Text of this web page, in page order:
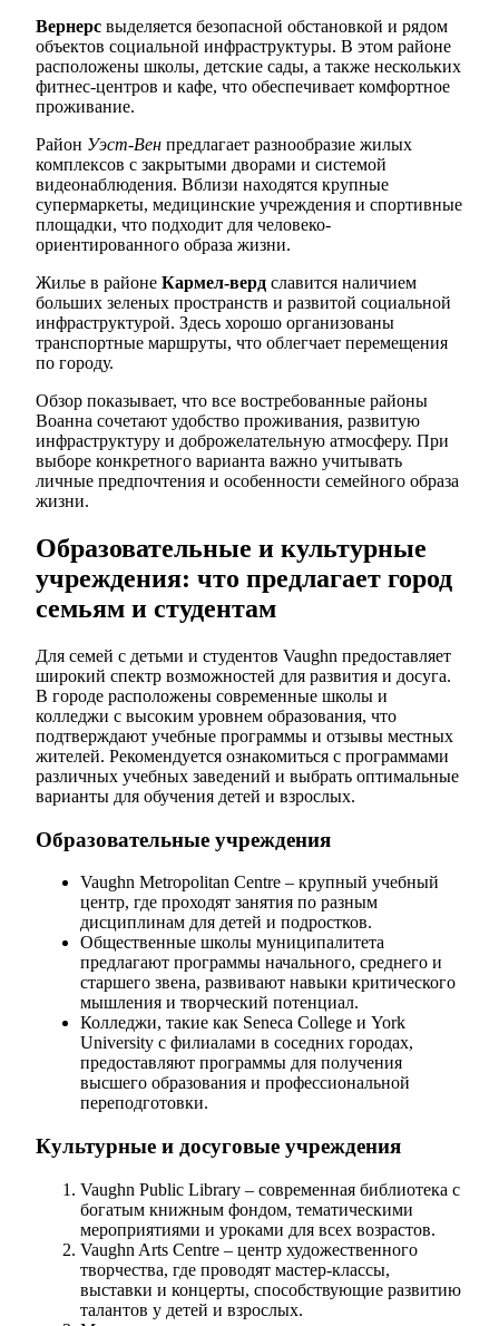
Вернерс выделяется безопасной обстановкой и рядом
объектов социальной инфраструктуры. В этом районе
расположены школы, детские сады, а также нескольких
фитнес-центров и кафе, что обеспечивает комфортное
проживание.
Район Уэст-Вен предлагает разнообразие жилых
комплексов с закрытыми дворами и системой
видеонаблюдения. Вблизи находятся крупные
супермаркеты, медицинские учреждения и спортивные
площадки, что подходит для человеко-
ориентированного образа жизни.
Жилье в районе Кармел-верд славится наличием
больших зеленых пространств и развитой социальной
инфраструктурой. Здесь хорошо организованы
транспортные маршруты, что облегчает перемещения
по городу.
Обзор показывает, что все востребованные районы
Воанна сочетают удобство проживания, развитую
инфраструктуру и доброжелательную атмосферу. При
выборе конкретного варианта важно учитывать
личные предпочтения и особенности семейного образа
жизни.
Образовательные и культурные
учреждения: что предлагает город
семьям и студентам
Для семей с детьми и студентов Vaughn предоставляет
широкий спектр возможностей для развития и досуга.
В городе расположены современные школы и
колледжи с высоким уровнем образования, что
подтверждают учебные программы и отзывы местных
жителей. Рекомендуется ознакомиться с программами
различных учебных заведений и выбрать оптимальные
варианты для обучения детей и взрослых.
Образовательные учреждения
Vaughn Metropolitan Centre – крупный учебный
центр, где проходят занятия по разным
дисциплинам для детей и подростков.
Общественные школы муниципалитета
предлагают программы начального, среднего и
старшего звена, развивают навыки критического
мышления и творческий потенциал.
Колледжи, такие как Seneca College и York
University с филиалами в соседних городах,
предоставляют программы для получения
высшего образования и профессиональной
переподготовки.
Культурные и досуговые учреждения
Vaughn Public Library – современная библиотека с
богатым книжным фондом, тематическими
мероприятиями и уроками для всех возрастов.
Vaughn Arts Centre – центр художественного
творчества, где проводят мастер-классы,
выставки и концерты, способствующие развитию
талантов у детей и взрослых.